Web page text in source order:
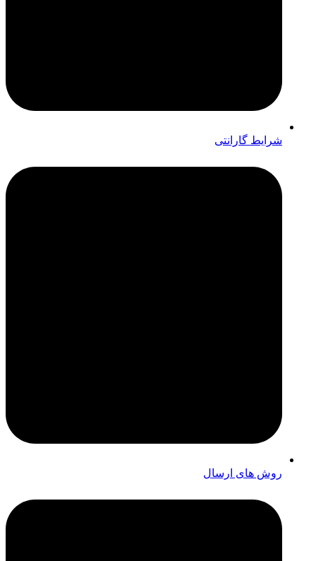
شرایط گارانتی
روش های ارسال